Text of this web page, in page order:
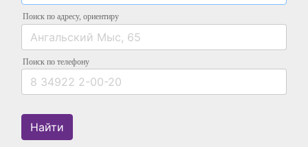
Поиск по адресу, ориентиру
Поиск по телефону
Найти